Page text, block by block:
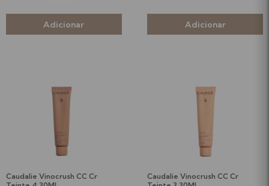
Caudalie Vinocrush CC Cr
Caudalie Vinocrush CC Cr